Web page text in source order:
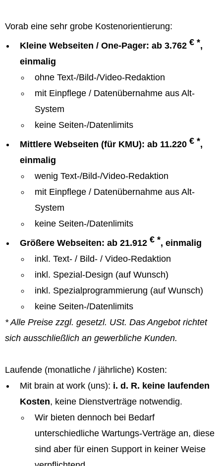
Vorab eine sehr grobe Kostenorientierung:
Kleine Webseiten / One-Pager: ab 3.762 € *,
einmalig
ohne Text-/Bild-/Video-Redaktion
mit Einpflege / Datenübernahme aus Alt-
System
keine Seiten-/Datenlimits
Mittlere Webseiten (für KMU): ab 11.220 € *,
einmalig
wenig Text-/Bild-/Video-Redaktion
mit Einpflege / Datenübernahme aus Alt-
System
keine Seiten-/Datenlimits
Größere Webseiten: ab 21.912 € *, einmalig
inkl. Text- / Bild- / Video-Redaktion
inkl. Spezial-Design (auf Wunsch)
inkl. Spezialprogrammierung (auf Wunsch)
keine Seiten-/Datenlimits
* Alle Preise zzgl. gesetzl. USt. Das Angebot richtet
sich ausschließlich an gewerbliche Kunden.
Laufende (monatliche / jährliche) Kosten:
Mit brain at work (uns): i. d. R. keine laufenden
Kosten, keine Dienstverträge notwendig.
Wir bieten dennoch bei Bedarf
unterschiedliche Wartungs-Verträge an, diese
sind aber für einen Support in keiner Weise